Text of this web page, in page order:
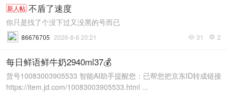
新人帖 不盾了速度
你只是找了个没下过又没黑的号而已
 31  2
86676705 2026-8-6 20:21
每日鲜语鲜牛奶2940ml37💰
货号10083003905533 智能AI助手提醒您：已帮您把京东ID转成链接
https://item.jd.com/10083003905533.html ...